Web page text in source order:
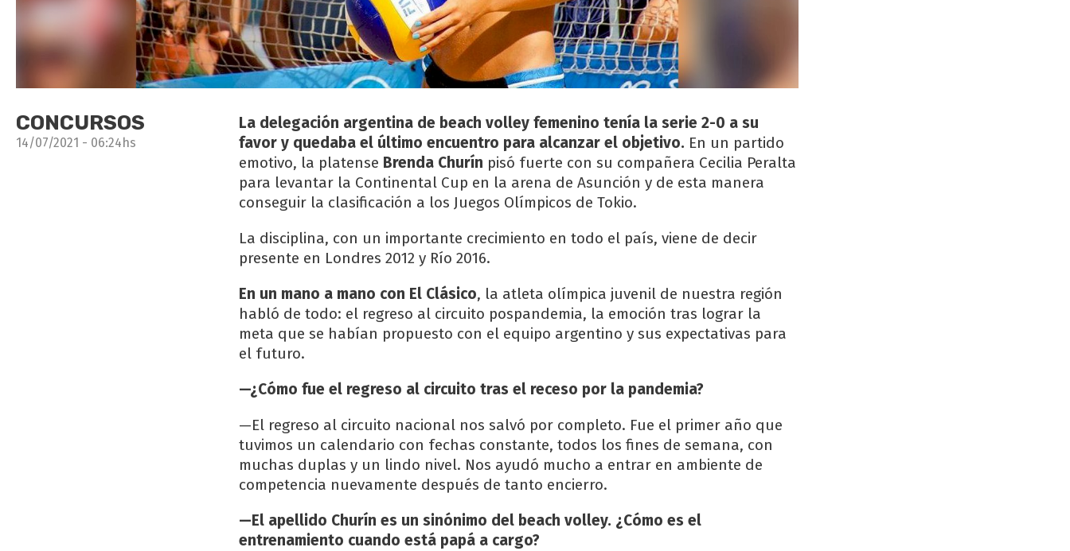
CONCURSOS
14/07/2021 - 06:24hs
La delegación argentina de beach volley femenino tenía la serie 2-0 a su
favor y quedaba el último encuentro para alcanzar el objetivo. En un partido
emotivo, la platense Brenda Churín pisó fuerte con su compañera Cecilia Peralta
para levantar la Continental Cup en la arena de Asunción y de esta manera
conseguir la clasificación a los Juegos Olímpicos de Tokio.
La disciplina, con un importante crecimiento en todo el país, viene de decir
presente en Londres 2012 y Río 2016.
En un mano a mano con El Clásico, la atleta olímpica juvenil de nuestra región
habló de todo: el regreso al circuito pospandemia, la emoción tras lograr la
meta que se habían propuesto con el equipo argentino y sus expectativas para
el futuro.
—¿Cómo fue el regreso al circuito tras el receso por la pandemia?
—El regreso al circuito nacional nos salvó por completo. Fue el primer año que
tuvimos un calendario con fechas constante, todos los fines de semana, con
muchas duplas y un lindo nivel. Nos ayudó mucho a entrar en ambiente de
competencia nuevamente después de tanto encierro.
—El apellido Churín es un sinónimo del beach volley. ¿Cómo es el
entrenamiento cuando está papá a cargo?